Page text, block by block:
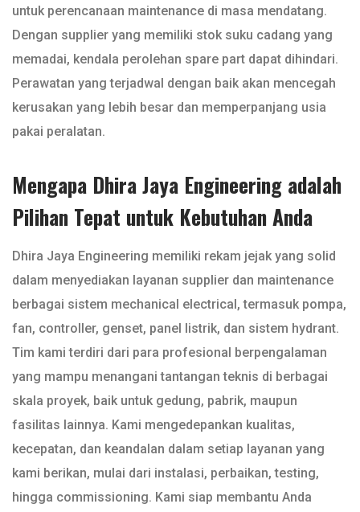
untuk perencanaan maintenance di masa mendatang.
Dengan supplier yang memiliki stok suku cadang yang
memadai, kendala perolehan spare part dapat dihindari.
Perawatan yang terjadwal dengan baik akan mencegah
kerusakan yang lebih besar dan memperpanjang usia
pakai peralatan.
Mengapa Dhira Jaya Engineering adalah
Pilihan Tepat untuk Kebutuhan Anda
Dhira Jaya Engineering memiliki rekam jejak yang solid
dalam menyediakan layanan supplier dan maintenance
berbagai sistem mechanical electrical, termasuk pompa,
fan, controller, genset, panel listrik, dan sistem hydrant.
Tim kami terdiri dari para profesional berpengalaman
yang mampu menangani tantangan teknis di berbagai
skala proyek, baik untuk gedung, pabrik, maupun
fasilitas lainnya. Kami mengedepankan kualitas,
kecepatan, dan keandalan dalam setiap layanan yang
kami berikan, mulai dari instalasi, perbaikan, testing,
hingga commissioning. Kami siap membantu Anda